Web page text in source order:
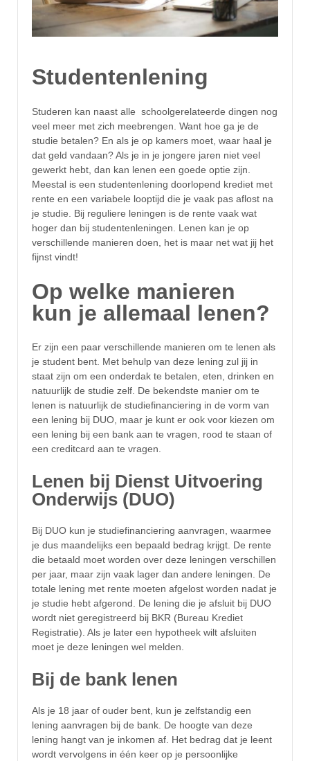
Studentenlening
Studeren kan naast alle schoolgerelateerde dingen nog
veel meer met zich meebrengen. Want hoe ga je de
studie betalen? En als je op kamers moet, waar haal je
dat geld vandaan? Als je in je jongere jaren niet veel
gewerkt hebt, dan kan lenen een goede optie zijn.
Meestal is een studentenlening doorlopend krediet met
rente en een variabele looptijd die je vaak pas aflost na
je studie. Bij reguliere leningen is de rente vaak wat
hoger dan bij studentenleningen. Lenen kan je op
verschillende manieren doen, het is maar net wat jij het
fijnst vindt!
Op welke manieren
kun je allemaal lenen?
Er zijn een paar verschillende manieren om te lenen als
je student bent. Met behulp van deze lening zul jij in
staat zijn om een onderdak te betalen, eten, drinken en
natuurlijk de studie zelf. De bekendste manier om te
lenen is natuurlijk de studiefinanciering in de vorm van
een lening bij DUO, maar je kunt er ook voor kiezen om
een lening bij een bank aan te vragen, rood te staan of
een creditcard aan te vragen.
Lenen bij Dienst Uitvoering
Onderwijs (DUO)
Bij DUO kun je studiefinanciering aanvragen, waarmee
je dus maandelijks een bepaald bedrag krijgt. De rente
die betaald moet worden over deze leningen verschillen
per jaar, maar zijn vaak lager dan andere leningen. De
totale lening met rente moeten afgelost worden nadat je
je studie hebt afgerond. De lening die je afsluit bij DUO
wordt niet geregistreerd bij BKR (Bureau Krediet
Registratie). Als je later een hypotheek wilt afsluiten
moet je deze leningen wel melden.
Bij de bank lenen
Als je 18 jaar of ouder bent, kun je zelfstandig een
lening aanvragen bij de bank. De hoogte van deze
lening hangt van je inkomen af. Het bedrag dat je leent
wordt vervolgens in één keer op je persoonlijke